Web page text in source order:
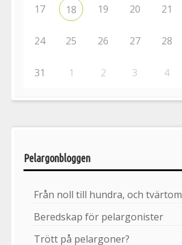
17 18 19 20 21
24 25 26 27 28
31 1 2 3 4
Pelargonbloggen
Från noll till hundra, och tvärtom
Beredskap för pelargonister
Trött på pelargoner?